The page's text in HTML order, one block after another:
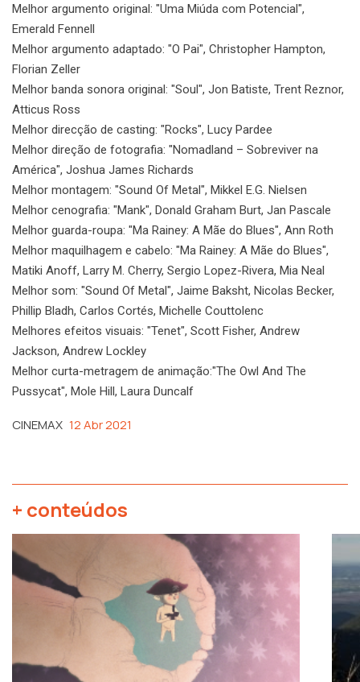
Melhor argumento original: "Uma Miúda com Potencial",
Emerald Fennell
Melhor argumento adaptado: "O Pai", Christopher Hampton,
Florian Zeller
Melhor banda sonora original: "Soul", Jon Batiste, Trent Reznor,
Atticus Ross
Melhor direcção de casting: "Rocks", Lucy Pardee
Melhor direção de fotografia: "Nomadland – Sobreviver na
América", Joshua James Richards
Melhor montagem: "Sound Of Metal", Mikkel E.G. Nielsen
Melhor cenografia: "Mank", Donald Graham Burt, Jan Pascale
Melhor guarda-roupa: "Ma Rainey: A Mãe do Blues", Ann Roth
Melhor maquilhagem e cabelo: "Ma Rainey: A Mãe do Blues",
Matiki Anoff, Larry M. Cherry, Sergio Lopez-Rivera, Mia Neal
Melhor som: "Sound Of Metal", Jaime Baksht, Nicolas Becker,
Phillip Bladh, Carlos Cortés, Michelle Couttolenc
Melhores efeitos visuais: "Tenet", Scott Fisher, Andrew
Jackson, Andrew Lockley
Melhor curta-metragem de animação:"The Owl And The
Pussycat", Mole Hill, Laura Duncalf
CINEMAX 12 Abr 2021
+ conteúdos